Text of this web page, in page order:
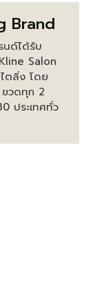
Brand
นด์ได้รับ
Salon
ตลิ่ง โดย
วดทุก 2
ประเทศทั่ว